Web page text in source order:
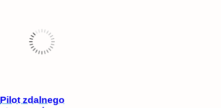
Pilot zdalnego